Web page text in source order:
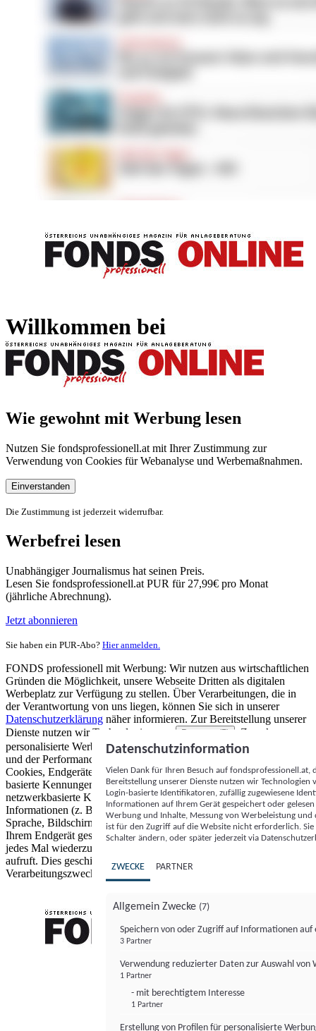
Willkommen bei
Wie gewohnt mit Werbung lesen
Nutzen Sie fondsprofessionell.at mit Ihrer Zustimmung zur
Verwendung von Cookies für Webanalyse und Werbemaßnahmen.
Einverstanden
Die Zustimmung ist jederzeit widerrufbar.
Werbefrei lesen
Unabhängiger Journalismus hat seinen Preis.
Lesen Sie fondsprofessionell.at PUR für 27,99€ pro Monat
(jährliche Abrechnung).
Jetzt abonnieren
Sie haben ein PUR-Abo? Hier anmelden.
FONDS professionell mit Werbung: Wir nutzen aus wirtschaftlichen
Gründen die Möglichkeit, unsere Webseite Dritten als digitalen
Werbeplatz zur Verfügung zu stellen. Über Verarbeitungen, die in
der Verantwortung von uns liegen, können Sie sich in unserer
Datenschutzerklärung näher informieren. Zur Bereitstellung unserer
Dienste nutzen wir Technologien von
Partnern (5)
. Zwecke:
personalisierte Werbung und Inhalte, Messung von Werbeleistung
und der Performance von Inhalten sowie Zielgruppenforschung.
Cookies, Endgeräte- oder ähnliche Online-Kennungen (z. B. login-
basierte Kennungen, zufällig generierte Kennungen,
netzwerkbasierte Kennungen) können zusammen mit anderen
Informationen (z. B. Browsertyp und Browserinformationen,
Sprache, Bildschirmgröße, unterstützte Technologien usw.) auf
Ihrem Endgerät gespeichert oder von dort ausgelesen werden, um es
jedes Mal wiederzuerkennen, wenn es eine App oder einer Webseite
aufruft. Dies geschieht für einen oder mehrere der hier aufgeführten
Verarbeitungszwecke.
Datenschutzinformation
Vielen Dank für Ihren Besuch auf
Bereitstellung unserer Dienste nutzen wir Technologien
Login-basierte Identifikatoren, zufällig zugewiesene
Informationen auf Ihrem Gerät gespeichert oder
Werbung und Inhalte, Messung von Werbeleistung
ist für den Zugriff auf die Website nicht erforderlich.
Schalter ändern, oder später jederzeit via
ZWECKE PARTNER
Allgemein Zwecke (7)
Speichern von oder Zugriff auf Informationen auf
3 Partner
Verwendung reduzierter Daten zur Auswahl von
1 Partner
- mit berechtigtem Interesse
1 Partner
Erstellung von Profilen für personalisierte
FONDS professionell